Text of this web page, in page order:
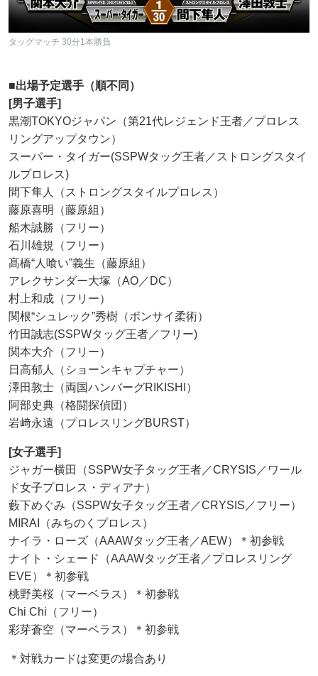
タッグマッチ 30分1本勝負
■出場予定選手（順不同）
[男子選手]
黒潮TOKYOジャパン（第21代レジェンド王者／プロレス
リングアップタウン）
スーパー・タイガー(SSPWタッグ王者／ストロングスタイ
ルプロレス)
間下隼人（ストロングスタイルプロレス）
藤原喜明（藤原組）
船木誠勝（フリー）
石川雄規（フリー）
髙橋“人喰い”義生（藤原組）
アレクサンダー大塚（AO／DC）
村上和成（フリー）
関根“シュレック”秀樹（ボンサイ柔術）
竹田誠志(SSPWタッグ王者／フリー)
関本大介（フリー）
日高郁人（ショーンキャプチャー）
澤田敦士（両国ハンバーグRIKISHI）
阿部史典（格闘探偵団）
岩﨑永遠（プロレスリングBURST）
[女子選手]
ジャガー横田（SSPW女子タッグ王者／CRYSIS／ワール
ド女子プロレス・ディアナ）
藪下めぐみ（SSPW女子タッグ王者／CRYSIS／フリー）
MIRAI（みちのくプロレス）
ナイラ・ローズ（AAAWタッグ王者／AEW）＊初参戦
ナイト・シェード（AAAWタッグ王者／プロレスリング
EVE）＊初参戦
桃野美桜（マーベラス）＊初参戦
Chi Chi（フリー）
彩芽蒼空（マーベラス）＊初参戦
＊対戦カードは変更の場合あり